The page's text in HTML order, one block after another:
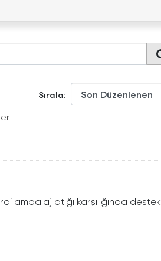
Sırala
ambalaj atığı karşılığında destek